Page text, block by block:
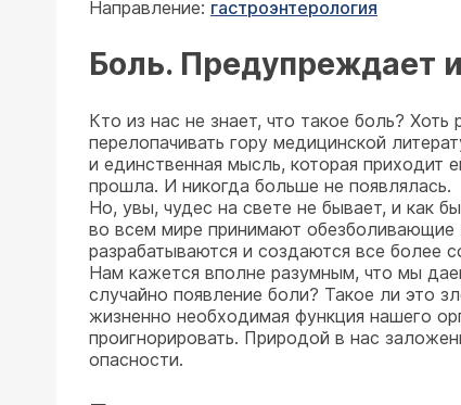
Направление: гастроэнтерология
Боль. Предупреждает
Кто из нас не знает, что такое боль?
перелопачивать гору медицинской
и единственная мысль, которая приходит
прошла. И никогда больше не появлялась.
Но, увы, чудес на свете не бывает, и как
во всем мире принимают обезболивающие
разрабатываются и создаются все более
Нам кажется вполне разумным, что мы
случайно появление боли? Такое ли это
жизненно необходимая функция нашего
проигнорировать. Природой в нас
опасности.